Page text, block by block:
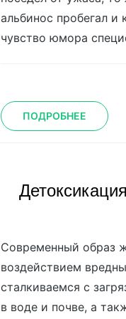
альбинос пробегал
чувство юмора
ПОДРОБНЕЕ
Современный образ
воздействием
сталкиваемся с
в воде и почве, а